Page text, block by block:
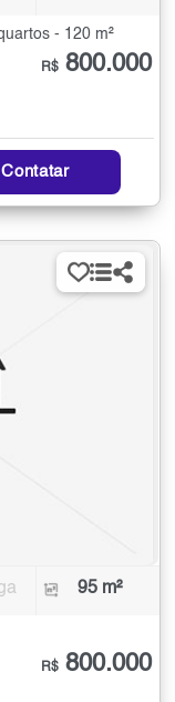
- 120 m²
R$ 800.000
Contatar
95 m²
R$ 800.000